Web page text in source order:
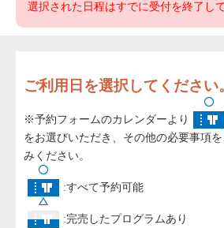
選択された日程はすでに受付を終了し